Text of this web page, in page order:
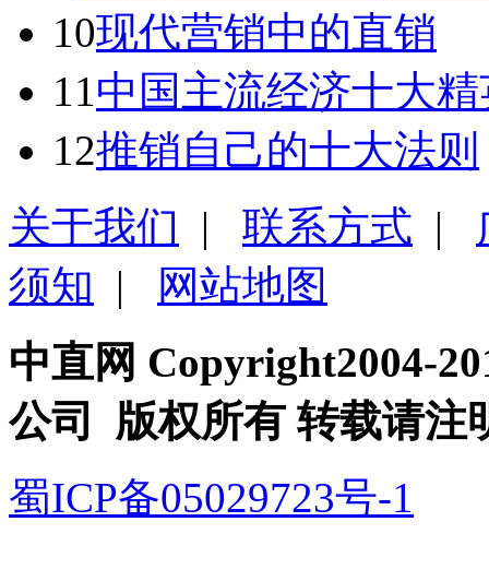
10现代营销中的直销
11中国主流经济十大
12推销自己的十大法则
关于我们 | 联系方式 |
须知 |
网站地图
中直网 Copyright2004-
公司 版权所有 转载请注
蜀ICP备05029723号-1